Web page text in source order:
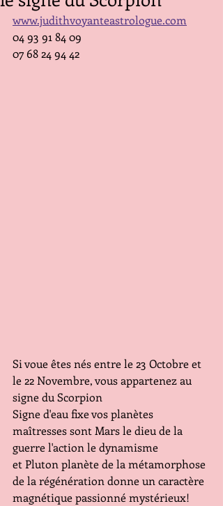
www.judithvoyanteastrologue.com
04 93 91 84 09
Si voue êtes nés entre le 23 Octobre et
le 22 Novembre, vous appartenez au
signe du Scorpion
Signe d'eau fixe vos planètes
maîtresses sont Mars le dieu de la
guerre l'action le dynamisme
et Pluton planète de la métamorphose
de la régénération donne un caractère
magnétique passionné mystérieux!